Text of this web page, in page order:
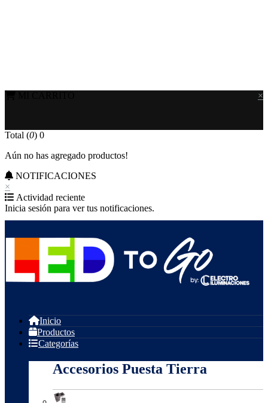
×
Total (0) 0
Aún no has agregado productos!
NOTIFICACIONES
×
Actividad reciente
Inicia sesión para ver tus notificaciones.
Inicio
Productos
Categorías
Accesorios Puesta Tierra